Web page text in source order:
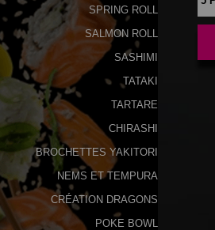
SPRING ROLL
SALMON ROLL
SASHIMI
TATAKI
TARTARE
CHIRASHI
BROCHETTES YAKITORI
NEMS ET TEMPURA
CRÉATION DRAGONS
POKE BOWL